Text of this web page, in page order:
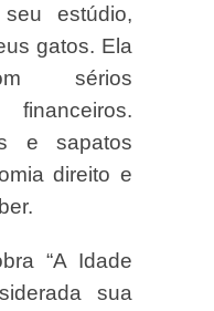
estúdio,
gatos. Ela
sérios
e sapatos
direito e
“A Idade
sua